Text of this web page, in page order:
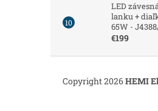
LED
lanku +
65W -
€199
Copyright 2026HEMI